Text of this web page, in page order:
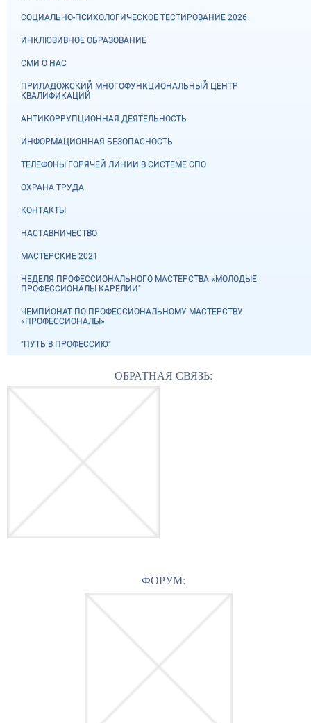
СОЦИАЛЬНО-ПСИХОЛОГИЧЕСКОЕ ТЕСТИРОВАНИЕ 2026
ИНКЛЮЗИВНОЕ ОБРАЗОВАНИЕ
СМИ О НАС
ПРИЛАДОЖСКИЙ МНОГОФУНКЦИОНАЛЬНЫЙ ЦЕНТР
КВАЛИФИКАЦИЙ
АНТИКОРРУПЦИОННАЯ ДЕЯТЕЛЬНОСТЬ
ИНФОРМАЦИОННАЯ БЕЗОПАСНОСТЬ
ТЕЛЕФОНЫ ГОРЯЧЕЙ ЛИНИИ В СИСТЕМЕ СПО
ОХРАНА ТРУДА
КОНТАКТЫ
НАСТАВНИЧЕСТВО
МАСТЕРСКИЕ 2021
НЕДЕЛЯ ПРОФЕССИОНАЛЬНОГО МАСТЕРСТВА «МОЛОДЫЕ
ПРОФЕССИОНАЛЫ КАРЕЛИИ"
ЧЕМПИОНАТ ПО ПРОФЕССИОНАЛЬНОМУ МАСТЕРСТВУ
«ПРОФЕССИОНАЛЫ»
"ПУТЬ В ПРОФЕССИЮ"
ОБРАТНАЯ СВЯЗЬ:
ФОРУМ: